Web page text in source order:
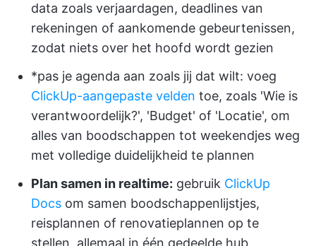
data zoals verjaardagen, deadlines van
rekeningen of aankomende gebeurtenissen,
zodat niets over het hoofd wordt gezien
*pas je agenda aan zoals jij dat wilt: voeg
ClickUp-aangepaste velden toe, zoals 'Wie is
verantwoordelijk?', 'Budget' of 'Locatie', om
alles van boodschappen tot weekendjes weg
met volledige duidelijkheid te plannen
Plan samen in realtime: gebruik ClickUp
Docs om samen boodschappenlijstjes,
reisplannen of renovatieplannen op te
stellen, allemaal in één gedeelde hub